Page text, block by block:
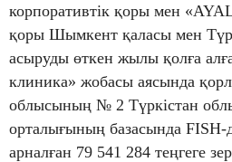
корпоративтік қоры мен
қоры Шымкент қаласы мен
асыруды өткен жылы қолға
клиника» жобасы аясында
облысының № 2 Түркістан
орталығының базасында FISH-
арналған 79 541 284 теңгеге